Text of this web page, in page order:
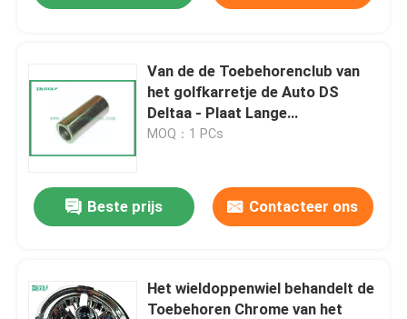
Van de de Toebehorenclub van
het golfkarretje de Auto DS
Deltaa - Plaat Lange
Buitensleeve1016349
MOQ：1 PCs
Beste prijs Contacteer ons
Het wieldoppenwiel behandelt de
Toebehoren Chrome van het